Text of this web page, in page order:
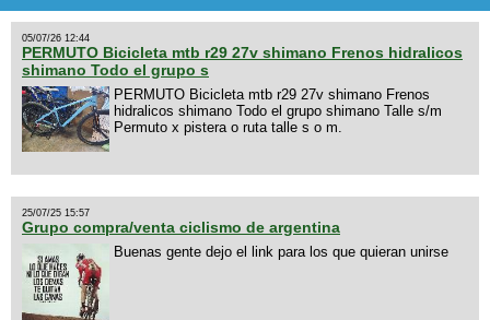
05/07/26 12:44
PERMUTO Bicicleta mtb r29 27v shimano Frenos hidralicos
shimano Todo el grupo s
PERMUTO Bicicleta mtb r29 27v shimano Frenos
hidralicos shimano Todo el grupo shimano Talle s/m
Permuto x pistera o ruta talle s o m.
25/07/25 15:57
Grupo compra/venta ciclismo de argentina
Buenas gente dejo el link para los que quieran unirse